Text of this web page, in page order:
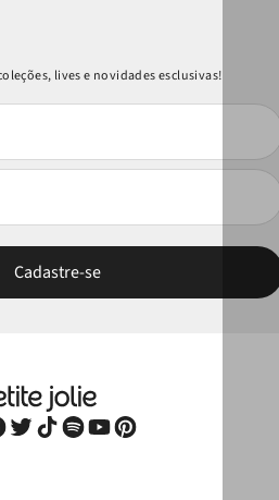
lives e novidades esclusivas!